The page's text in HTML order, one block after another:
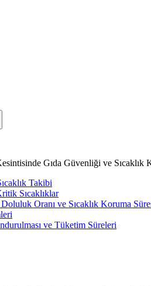
Gıda Güvenliği ve Sıcaklık
Takibi
Sıcaklıklar
Oranı ve Sıcaklık Koruma
ve Tüketim Süreleri